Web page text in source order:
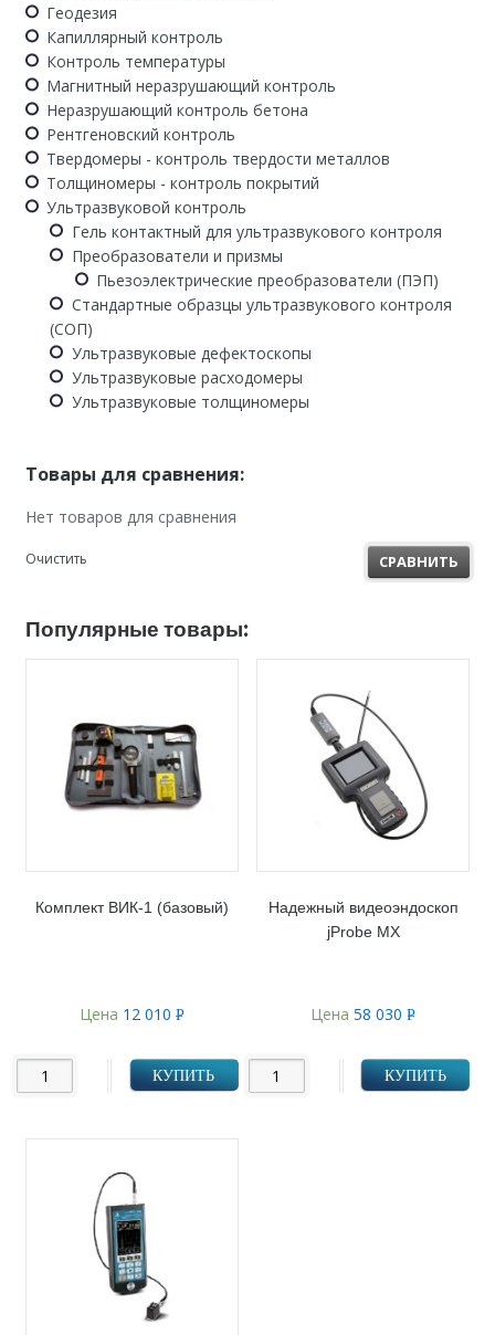
Геодезия
Капиллярный контроль
Контроль температуры
Магнитный неразрушающий контроль
Неразрушающий контроль бетона
Рентгеновский контроль
Твердомеры - контроль твердости металлов
Толщиномеры - контроль покрытий
Ультразвуковой контроль
Гель контактный для ультразвукового контроля
Преобразователи и призмы
Пьезоэлектрические преобразователи (ПЭП)
Стандартные образцы ультразвукового контроля
(СОП)
Ультразвуковые дефектоскопы
Ультразвуковые расходомеры
Ультразвуковые толщиномеры
Товары для сравнения:
Нет товаров для сравнения
Очистить СРАВНИТЬ
Популярные товары:
Комплект ВИК-1 (базовый)
Цена 12 010 Р
КУПИТЬ
Надежный видеоэндоскоп
jProbe MX
Цена58 030Р
КУПИТЬ